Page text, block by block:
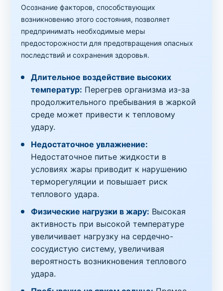
Осознание факторов, способствующих
возникновению этого состояния, позволяет
предпринимать необходимые меры
предосторожности для предотвращения опасных
последствий и сохранения здоровья.
Длительное воздействие высоких
температур: Перегрев организма из-за
продолжительного пребывания в жаркой
среде может привести к тепловому
удару.
Недостаточное увлажнение:
Недостаточное питье жидкости в
условиях жары приводит к нарушению
терморегуляции и повышает риск
теплового удара.
Физические нагрузки в жару: Высокая
активность при высокой температуре
увеличивает нагрузку на сердечно-
сосудистую систему, увеличивая
вероятность возникновения теплового
удара.